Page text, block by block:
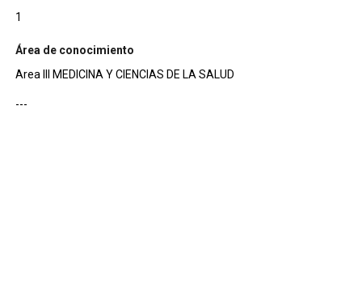
1
Área de conocimiento
Area III MEDICINA Y CIENCIAS DE LA SALUD
---